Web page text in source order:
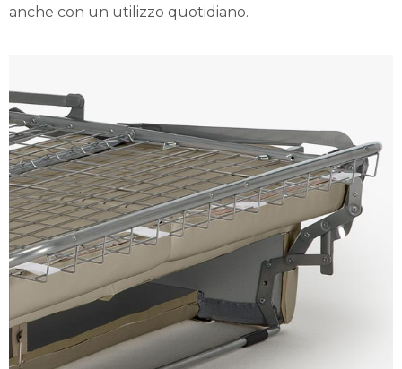
anche con un utilizzo quotidiano.